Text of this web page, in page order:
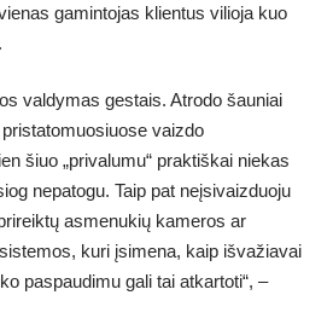
gamintojas klientus vilioja kuo
valdymas gestais. Atrodo šauniai
vaizdo
šiuo „privalumu“ praktiškai niekas
nepatogu. Taip pat neįsivaizduoju
asmenukių kameros ar
kuri įsimena, kaip išvažiavai
paspaudimu gali tai atkartoti“, –